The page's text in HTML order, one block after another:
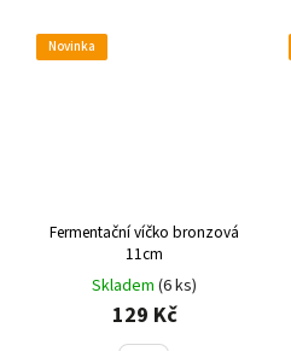
Novinka
Fermentační víčko bronzová
11cm
Skladem (6 ks)
129 Kč